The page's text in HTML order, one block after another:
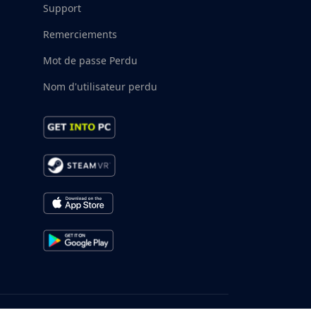
Support
Remerciements
Mot de passe Perdu
Nom d'utilisateur perdu